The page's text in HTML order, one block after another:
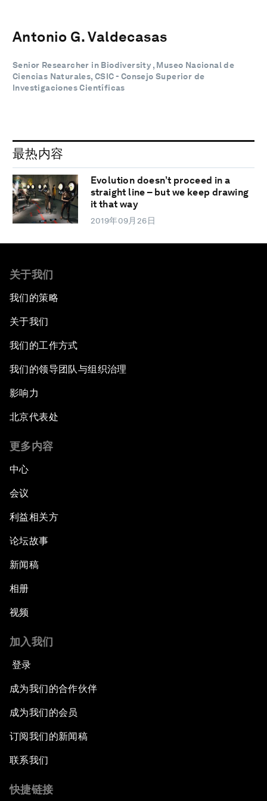
Antonio G. Valdecasas
Senior Researcher in Biodiversity , Museo Nacional de
Ciencias Naturales, CSIC - Consejo Superior de
Investigaciones Científicas
最热内容
Evolution doesn’t proceed in a
straight line – but we keep drawing
it that way
2019年09月26日
关于我们
我们的策略
关于我们
我们的工作方式
我们的领导团队与组织治理
影响力
北京代表处
更多内容
中心
会议
利益相关方
论坛故事
新闻稿
相册
视频
加入我们
登录
成为我们的合作伙伴
成为我们的会员
订阅我们的新闻稿
联系我们
快捷链接